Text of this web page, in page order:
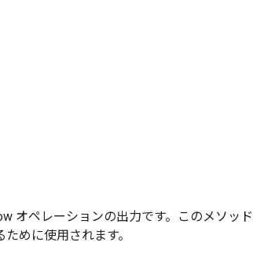
オペレーションの出力です。このメソッド
めに使用されます。